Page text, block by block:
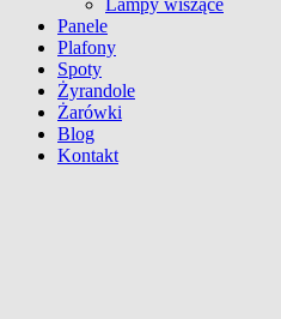
Lampy wiszące
Panele
Plafony
Spoty
Żyrandole
Żarówki
Blog
Kontakt